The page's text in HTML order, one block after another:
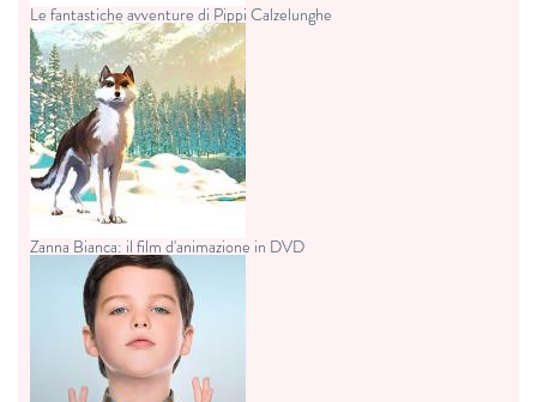
Le fantastiche avventure di Pippi Calzelunghe
Zanna Bianca: il film d'animazione in DVD